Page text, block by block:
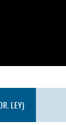
LEY)